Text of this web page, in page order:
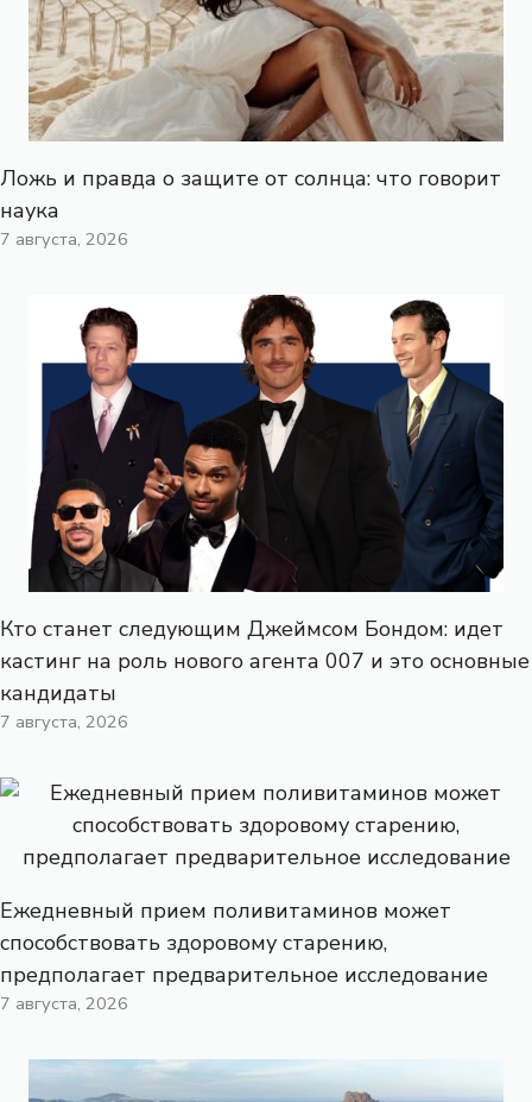
Ложь и правда о защите от солнца: что говорит
наука
7 августа, 2026
Кто станет следующим Джеймсом Бондом: идет
кастинг на роль нового агента 007 и это основные
кандидаты
7 августа, 2026
Ежедневный прием поливитаминов может
способствовать здоровому старению,
предполагает предварительное исследование
7 августа, 2026